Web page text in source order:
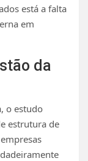
está a falta
em
da
o estudo
estrutura de